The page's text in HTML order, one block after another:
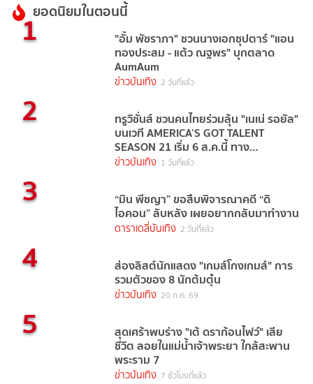
ยอดนิยมในตอนนี้
1 "อั้ม พัชราภา" ชวนนางเอกซุปตาร์ "แอน
ทองประสม - แต้ว ณฐพร" บุกตลาด
AumAum
ข่าวบันเทิง 2 วันที่แล้ว
2 ทรูวิชั่นส์ ชวนคนไทยร่วมลุ้น "เนเน่ รอยัล"
บนเวที AMERICA’S GOT TALENT
SEASON 21 เริ่ม 6 ส.ค.นี้ ทาง
TrueVisions NOW
ข่าวบันเทิง 1 วันที่แล้ว
3 “มิน พีชญา” ขอสืบพิจารณาคดี “ดิ
ไอคอน” ลับหลัง เผยอยากกลับมาทำงาน
ดาราเดลี่บันเทิง 2 วันที่แล้ว
4 ส่องลิสต์นักแสดง "เกมส์โกงเกมส์" การ
รวมตัวของ 8 นักต้มตุ๋น
ข่าวบันเทิง 20 ก.ค. 69
5 สุดเศร้าพบร่าง "เต้ ดราก้อนไฟว์" เสีย
ชีวิต ลอยในแม่น้ำเจ้าพระยา ใกล้สะพาน
พระราม 7
ข่าวบันเทิง 7 ชั่วโมงที่แล้ว